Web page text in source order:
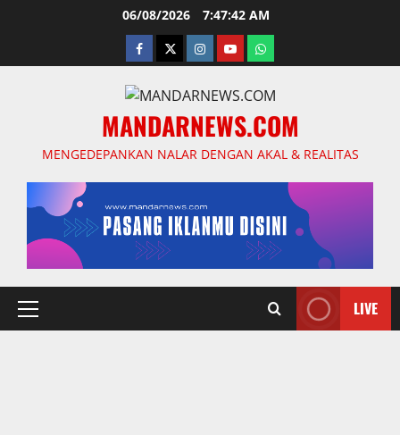
06/08/2026 7:47:42 AM
facebooktwitterinstagram.com
youtubewhatsapp
MANDARNEWS.COM
MENGEDEPANKAN NALAR DENGAN AKAL & REALITAS
Primary
LIVE